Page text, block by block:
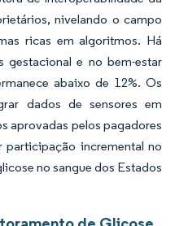
nivelando o campo
ricas em algoritmos. Há
gestacional e no bem-estar
abaixo de 12%. Os
dados de sensores em
aprovadas pelos pagadores
participação incremental no
no sangue dos Estados